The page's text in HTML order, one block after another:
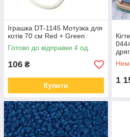
Іграшка DT-1145 Мотузка для
котів 70 см Red + Green
Готово до відправки 4 од.
106 ₴
Купити
1